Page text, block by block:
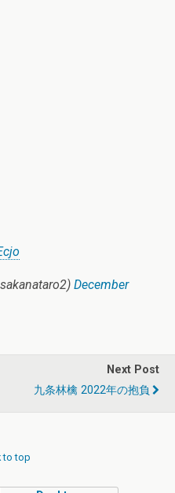
December
Next Post
九条林檎 2022年の抱負
to top